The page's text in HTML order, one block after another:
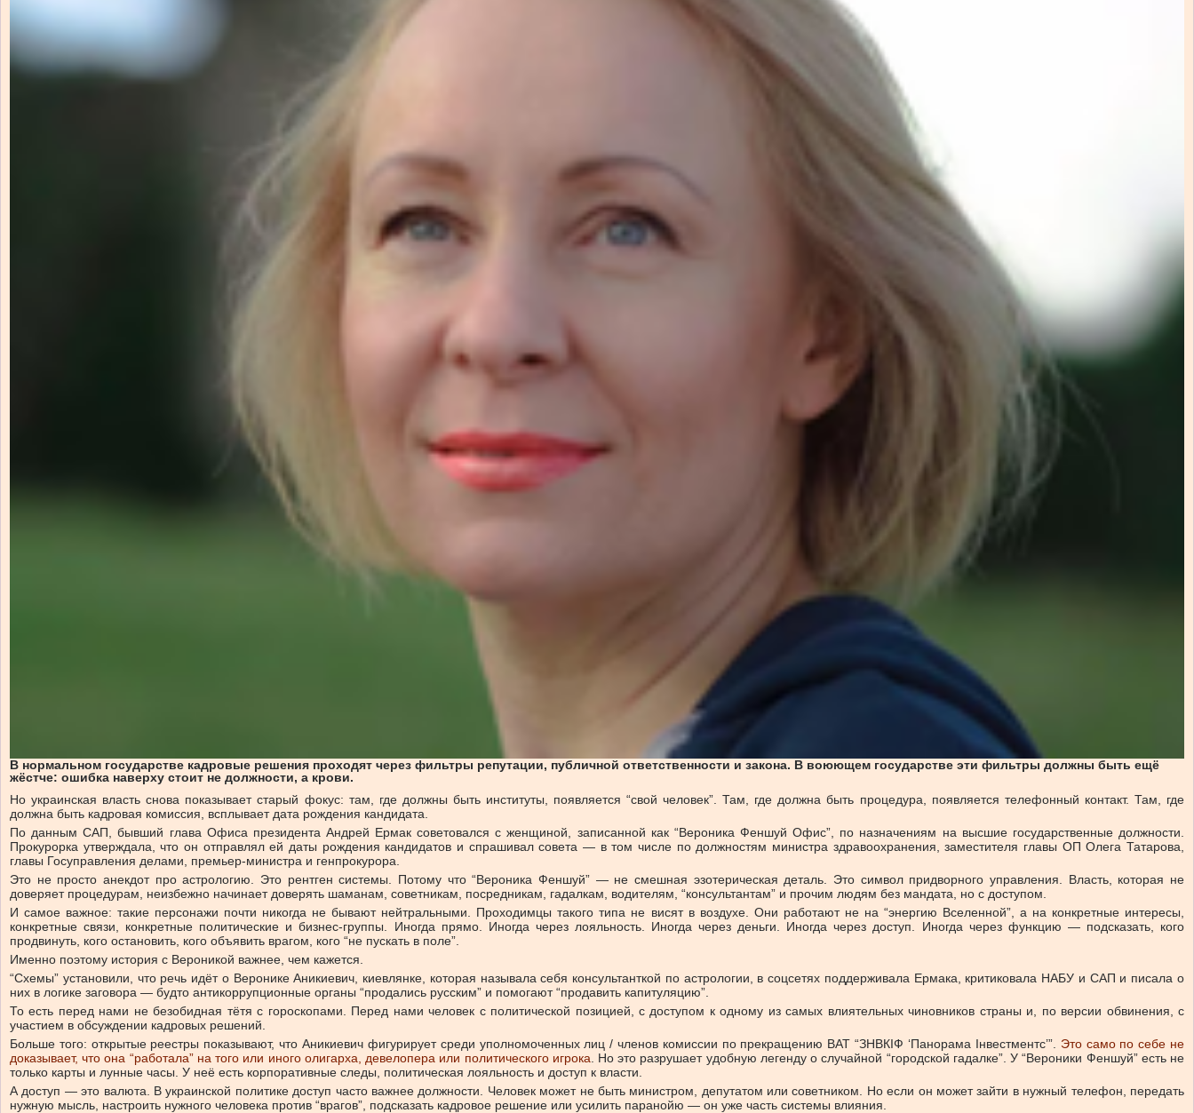
В нормальном государстве кадровые решения проходят через фильтры репутации, публичной ответственности и закона. В воюющем государстве эти фильтры должны быть ещё
жёстче: ошибка наверху стоит не должности, а крови.
Но украинская власть снова показывает старый фокус: там, где должны быть институты, появляется “свой человек”. Там, где должна быть процедура, появляется телефонный контакт. Там, где
должна быть кадровая комиссия, всплывает дата рождения кандидата.
По данным САП, бывший глава Офиса президента Андрей Ермак советовался с женщиной, записанной как “Вероника Феншуй Офис”, по назначениям на высшие государственные должности.
Прокурорка утверждала, что он отправлял ей даты рождения кандидатов и спрашивал совета — в том числе по должностям министра здравоохранения, заместителя главы ОП Олега Татарова,
главы Госуправления делами, премьер-министра и генпрокурора.
Это не просто анекдот про астрологию. Это рентген системы. Потому что “Вероника Феншуй” — не смешная эзотерическая деталь. Это символ придворного управления. Власть, которая не
доверяет процедурам, неизбежно начинает доверять шаманам, советникам, посредникам, гадалкам, водителям, “консультантам” и прочим людям без мандата, но с доступом.
И самое важное: такие персонажи почти никогда не бывают нейтральными. Проходимцы такого типа не висят в воздухе. Они работают не на “энергию Вселенной”, а на конкретные интересы,
конкретные связи, конкретные политические и бизнес-группы. Иногда прямо. Иногда через лояльность. Иногда через деньги. Иногда через доступ. Иногда через функцию — подсказать, кого
продвинуть, кого остановить, кого объявить врагом, кого “не пускать в поле”.
Именно поэтому история с Вероникой важнее, чем кажется.
“Схемы” установили, что речь идёт о Веронике Аникиевич, киевлянке, которая называла себя консультанткой по астрологии, в соцсетях поддерживала Ермака, критиковала НАБУ и САП и писала о
них в логике заговора — будто антикоррупционные органы “продались русским” и помогают “продавить капитуляцию”.
То есть перед нами не безобидная тётя с гороскопами. Перед нами человек с политической позицией, с доступом к одному из самых влиятельных чиновников страны и, по версии обвинения, с
участием в обсуждении кадровых решений.
Больше того: открытые реестры показывают, что Аникиевич фигурирует среди уполномоченных лиц / членов комиссии по прекращению ВАТ “ЗНВКІФ ‘Панорама Інвестментс’”. Это само по себе не
доказывает, что она “работала” на того или иного олигарха, девелопера или политического игрока . Но это разрушает удобную легенду о случайной “городской гадалке”. У “Вероники Феншуй” есть не
только карты и лунные часы. У неё есть корпоративные следы, политическая лояльность и доступ к власти.
А доступ — это валюта. В украинской политике доступ часто важнее должности. Человек может не быть министром, депутатом или советником. Но если он может зайти в нужный телефон, передать
нужную мысль, настроить нужного человека против “врагов”, подсказать кадровое решение или усилить паранойю — он уже часть системы влияния.